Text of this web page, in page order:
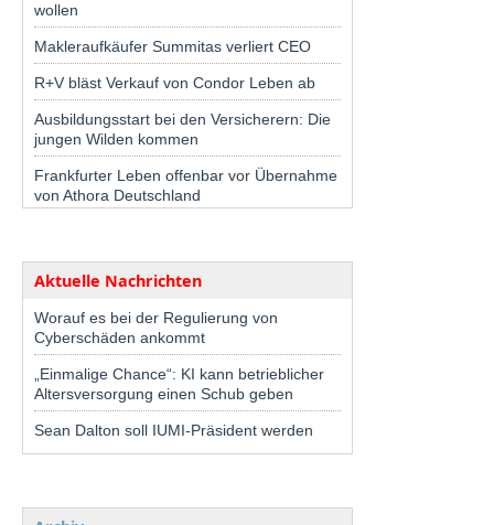
wollen
Makleraufkäufer Summitas verliert CEO
R+V bläst Verkauf von Condor Leben ab
Ausbildungsstart bei den Versicherern: Die
jungen Wilden kommen
Frankfurter Leben offenbar vor Übernahme
von Athora Deutschland
Aktuelle Nachrichten
Worauf es bei der Regulierung von
Cyberschäden ankommt
„Einmalige Chance“: KI kann betrieblicher
Altersversorgung einen Schub geben
Sean Dalton soll IUMI-Präsident werden